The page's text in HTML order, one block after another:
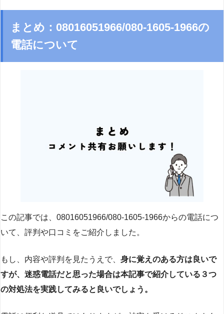
まとめ：08016051966/080-1605-1966の
電話について
この記事では、08016051966/080-1605-1966からの電話につ
いて、評判や口コミをご紹介しました。
もし、内容や評判を見たうえで、 身に覚えのある方は良いで
すが、迷惑電話だと思った場合は本記事で紹介している３つ
の対処法を実践してみると良いでしょう。